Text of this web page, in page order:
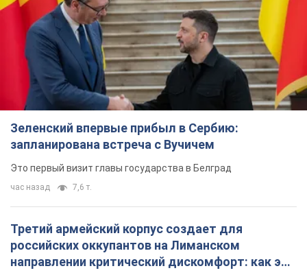
запланирована встреча с Вучичем
Это первый визит главы государства в Белград
час назад 7,6 т.
Третий армейский корпус создает для
российских оккупантов на Лиманском
направлении критический дискомфорт: как это
удалось
Сейчас это перерастает в кризис для всей группировки
4 часа назад 49,2 т.
В оккупированной Ялте прогремели мощные
взрывы: поднимается черный дым. Фото и
видео
Город, вероятно, подвергся атаке дронов